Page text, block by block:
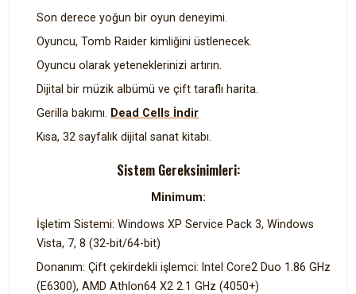
Son derece yoğun bir oyun deneyimi.
Oyuncu, Tomb Raider kimliğini üstlenecek.
Oyuncu olarak yeteneklerinizi artırın.
Dijital bir müzik albümü ve çift taraflı harita.
Gerilla bakımı. Dead Cells İndir
Kısa, 32 sayfalık dijital sanat kitabı.
Sistem Gereksinimleri:
Minimum:
İşletim Sistemi: Windows XP Service Pack 3, Windows
Vista, 7, 8 (32-bit/64-bit)
Donanım: Çift çekirdekli işlemci: Intel Core2 Duo 1.86 GHz
(E6300), AMD Athlon64 X2 2.1 GHz (4050+)